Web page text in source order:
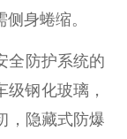
身蜷缩。
全防护系统的
钢化玻璃，
，隐藏式防爆